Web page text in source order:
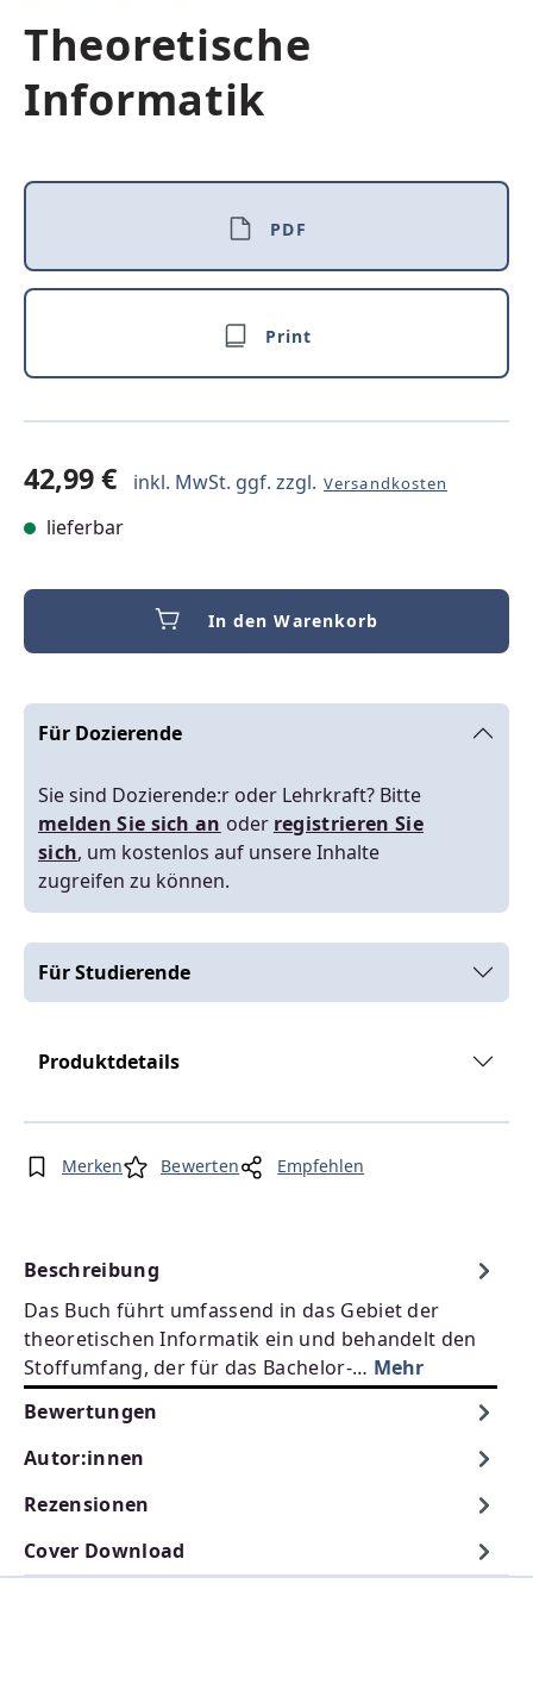
Theoretische
Informatik
PDF
Print
42,99 € inkl. MwSt. ggf. zzgl. Versandkosten
lieferbar
In den Warenkorb
Für Dozierende
Sie sind Dozierende:r oder Lehrkraft? Bitte
melden Sie sich an oder registrieren Sie
sich, um kostenlos auf unsere Inhalte
zugreifen zu können.
Für Studierende
Produktdetails
Merken Bewerten Empfehlen
Beschreibung
Das Buch führt umfassend in das Gebiet der
theoretischen Informatik ein und behandelt den
Stoffumfang, der für das Bachelor-… Mehr
Bewertungen
Autor:innen
Rezensionen
Cover Download